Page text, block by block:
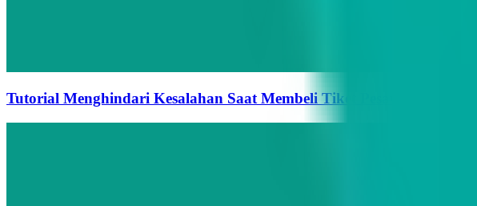
Tutorial Menghindari Kesalahan Saat Membeli Tiket Pesawat Online